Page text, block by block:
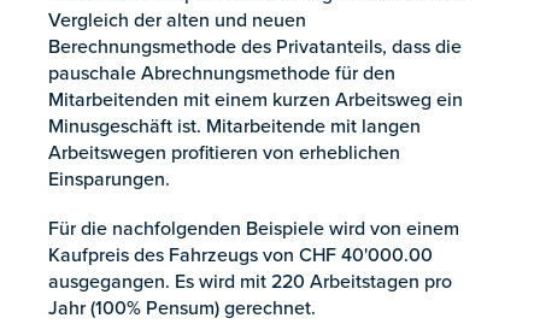
Vergleich der alten und neuen
Berechnungsmethode des Privatanteils, dass die
pauschale Abrechnungsmethode für den
Mitarbeitenden mit einem kurzen Arbeitsweg ein
Minusgeschäft ist. Mitarbeitende mit langen
Arbeitswegen profitieren von erheblichen
Einsparungen.
Für die nachfolgenden Beispiele wird von einem
Kaufpreis des Fahrzeugs von CHF 40'000.00
ausgegangen. Es wird mit 220 Arbeitstagen pro
Jahr (100% Pensum) gerechnet.